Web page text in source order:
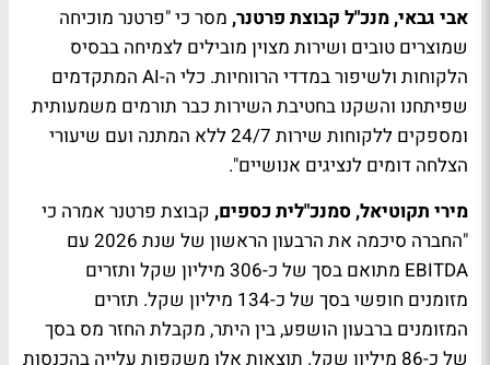
אבי גבאי, מנכ"ל קבוצת פרטנר, מסר כי "פרטנר מוכיחה
שמוצרים טובים ושירות מצוין מובילים לצמיחה בבסיס
הלקוחות ולשיפור במדדי הרווחיות. כלי ה-AI המתקדמים
שפיתחנו והשקנו בחטיבת השירות כבר תורמים משמעותית
ומספקים ללקוחות שירות 24/7 ללא המתנה ועם שיעורי
הצלחה דומים לנציגים אנושיים".
מירי תקוטיאל, סמנכ"לית כספים, קבוצת פרטנר אמרה כי
"החברה סיכמה את הרבעון הראשון של שנת 2026 עם
EBITDA מתואם בסך של כ-306 מיליון שקל ותזרים
מזומנים חופשי בסך של כ-134 מיליון שקל. תזרים
המזומנים ברבעון הושפע, בין היתר, מקבלת החזר מס בסך
של כ-86 מיליון שקל. תוצאות אלו משקפות עלייה בהכנסות